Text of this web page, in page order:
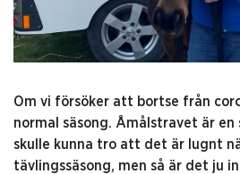
Om vi försöker att bortse från
normal säsong. Åmålstravet är en
skulle kunna tro att det är lugnt
tävlingssäsong, men så är det ju